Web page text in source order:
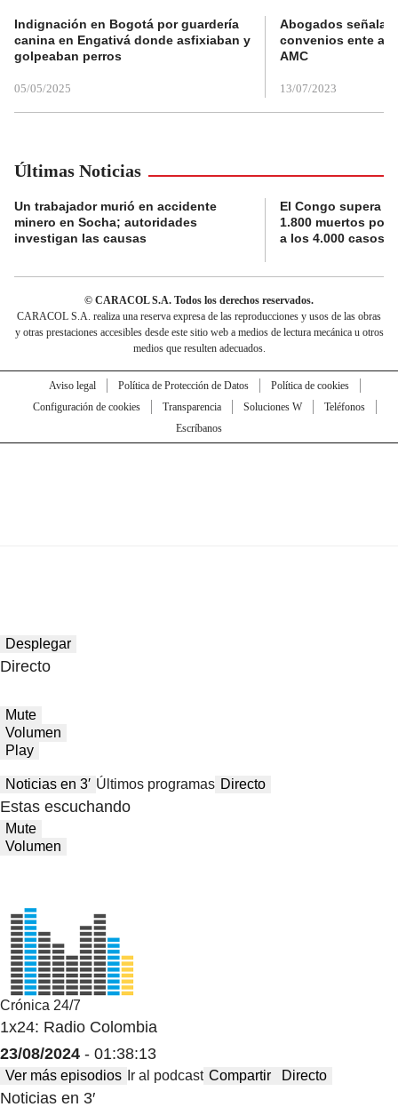
Indignación en Bogotá por guardería
canina en Engativá donde asfixiaban y
golpeaban perros
05/05/2025
Abogados
convenios ente
AMC
13/07/2023
Últimas Noticias
Un trabajador murió en accidente
minero en Socha; autoridades
investigan las causas
El Congo supera
1.800 muertos por
a los 4.000 casos
© CARACOL S.A. Todos los derechos reservados.
CARACOL S.A. realiza una reserva expresa de las reproducciones y usos de las obras
y otras prestaciones accesibles desde este sitio web a medios de lectura mecánica u otros
medios que resulten adecuados.
Aviso legal Política de Protección de Datos
Política de cookies
Configuración de cookies
Transparencia Soluciones W
Teléfonos
Escríbanos
Desplegar
Directo
Mute
Volumen
Play
Noticias en 3′ Últimos programas Directo
Estas escuchando
Mute
Volumen
Crónica 24/7
1x24: Radio Colombia
23/08/2024 - 01:38:13
Ver más episodios Ir al podcast Compartir Directo
Noticias en 3′